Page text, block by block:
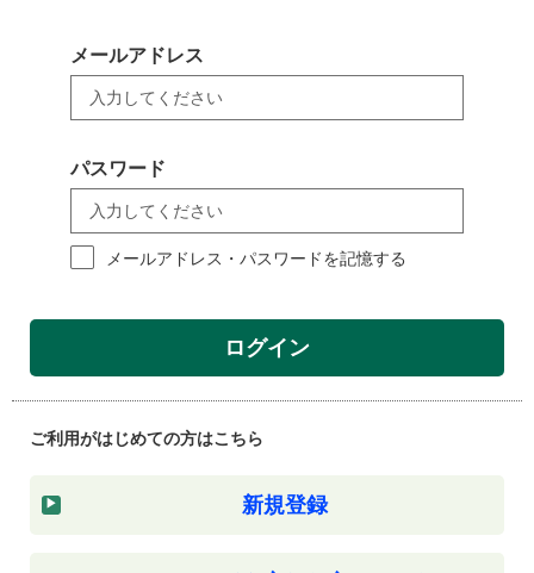
メールアドレス
パスワード
メールアドレス・パスワードを記憶する
ログイン
ご利用がはじめての方はこちら
新規登録